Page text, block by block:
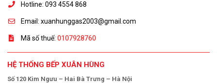
Hotline: 093 4554 868
Email: xuanhunggas2003@gmail.com
Mã số thuế: 0107928760
HỆ THỐNG BẾP XUÂN HÙNG
Số 120 Kim Ngưu – Hai Bà Trưng – Hà Nội